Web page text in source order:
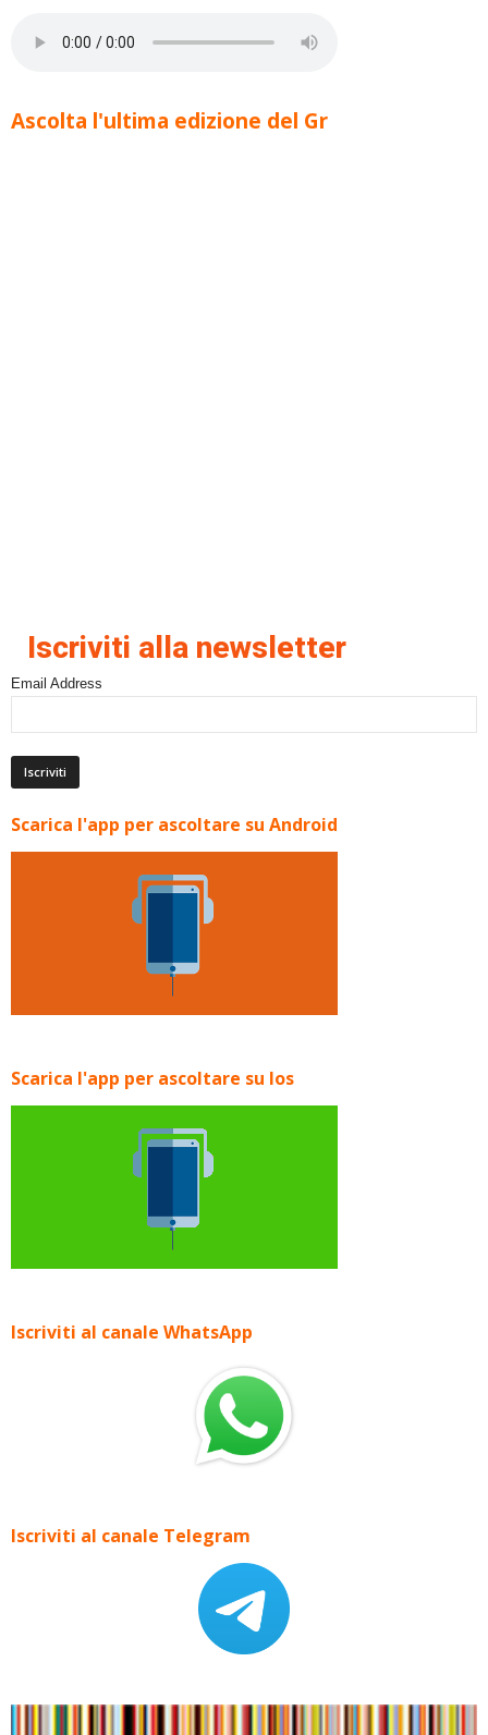
Ascolta l'ultima edizione del Gr
Iscriviti alla newsletter
Email Address
Scarica l'app per ascoltare su Android
Scarica l'app per ascoltare su Ios
Iscriviti al canale WhatsApp
Iscriviti al canale Telegram